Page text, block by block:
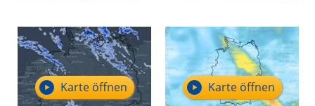
Karte öffnen Karte öffnen